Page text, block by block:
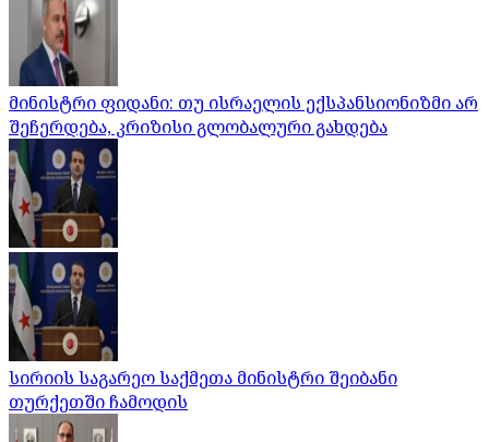
მინისტრი ფიდანი: თუ ისრაელის ექსპანსიონიზმი არ
შეჩერდება, კრიზისი გლობალური გახდება
სირიის საგარეო საქმეთა მინისტრი შეიბანი
თურქეთში ჩამოდის